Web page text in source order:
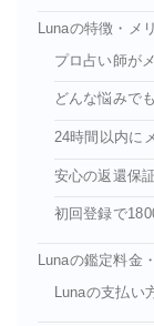
Lunaの特徴・メ
プロ占い師が
どんな悩みで
24時間以内に
安心の返還保
初回登録で
Lunaの鑑定料金
Lunaの支払い